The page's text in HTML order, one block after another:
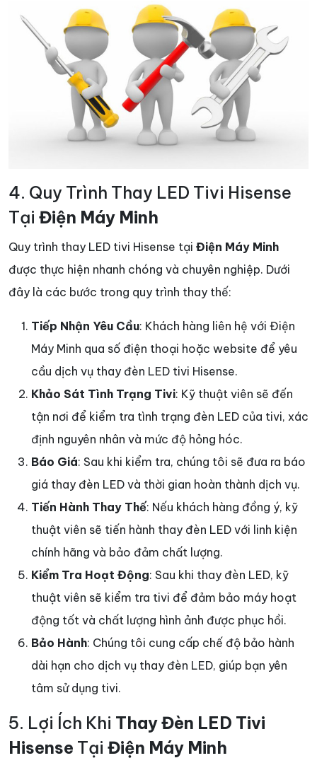
4. Quy Trình Thay LED Tivi Hisense
Tại Điện Máy Minh
Quy trình thay LED tivi Hisense tại Điện Máy Minh
được thực hiện nhanh chóng và chuyên nghiệp. Dưới
đây là các bước trong quy trình thay thế:
Tiếp Nhận Yêu Cầu: Khách hàng liên hệ với Điện
Máy Minh qua số điện thoại hoặc website để yêu
cầu dịch vụ thay đèn LED tivi Hisense.
Khảo Sát Tình Trạng Tivi: Kỹ thuật viên sẽ đến
tận nơi để kiểm tra tình trạng đèn LED của tivi, xác
định nguyên nhân và mức độ hỏng hóc.
Báo Giá: Sau khi kiểm tra, chúng tôi sẽ đưa ra báo
giá thay đèn LED và thời gian hoàn thành dịch vụ.
Tiến Hành Thay Thế: Nếu khách hàng đồng ý, kỹ
thuật viên sẽ tiến hành thay đèn LED với linh kiện
chính hãng và bảo đảm chất lượng.
Kiểm Tra Hoạt Động: Sau khi thay đèn LED, kỹ
thuật viên sẽ kiểm tra tivi để đảm bảo máy hoạt
động tốt và chất lượng hình ảnh được phục hồi.
Bảo Hành: Chúng tôi cung cấp chế độ bảo hành
dài hạn cho dịch vụ thay đèn LED, giúp bạn yên
tâm sử dụng tivi.
5. Lợi Ích Khi Thay Đèn LED Tivi
Hisense Tại Điện Máy Minh